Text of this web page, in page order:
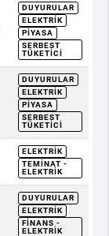
DUYURULAR
ELEKTRIK
PIYASA
SERBEST
TÜKETICI
DUYURULAR
ELEKTRIK
PIYASA
SERBEST
TÜKETICI
ELEKTRIK
TEMINAT -
ELEKTRIK
DUYURULAR
ELEKTRIK
FINANS -
ELEKTRIK